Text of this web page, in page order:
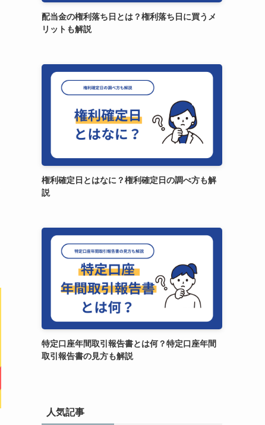
配当金の権利落ち日とは？権利落ち日に買うメ
リットも解説
権利確定日とはなに？権利確定日の調べ方も解
説
特定口座年間取引報告書とは何？特定口座年間
取引報告書の見方も解説
人気記事